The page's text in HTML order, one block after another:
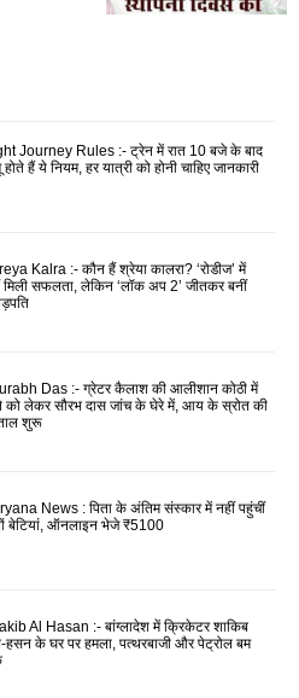
Journey Rules :- ट्रेन में रात 10 बजे के बाद
होते हैं ये नियम, हर यात्री को होनी चाहिए जानकारी
Kalra :- कौन हैं श्रेया कालरा? ‘रोडीज’ में
मिली सफलता, लेकिन ‘लॉक अप 2’ जीतकर बनीं
Das :- ग्रेटर कैलाश की आलीशान कोठी में
को लेकर सौरभ दास जांच के घेरे में, आय के स्रोत की
शुरू
News : पिता के अंतिम संस्कार में नहीं पहुंचीं
बेटियां, ऑनलाइन भेजे ₹5100
Al Hasan :- बांग्लादेश में क्रिकेटर शाकिब
के घर पर हमला, पत्थरबाजी और पेट्रोल बम